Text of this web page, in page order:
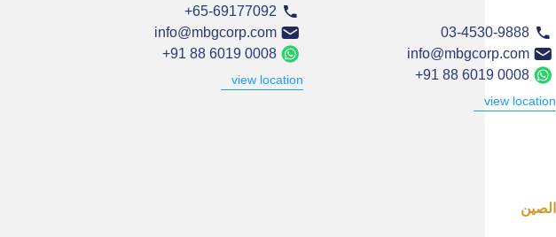
03-4530-9888
info@mbgcorp.com
+91 88 6019 0008
view location
+65-69177092
info@mbgcorp.com
+91 88 6019 0008
view location
الصين